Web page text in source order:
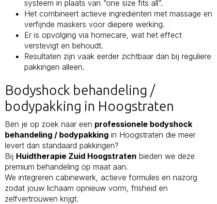
systeem in plaats van “one size fits all”.
Het combineert actieve ingrediënten met massage en
verfijnde maskers voor diepere werking.
Er is opvolging via homecare, wat het effect
verstevigt en behoudt.
Resultaten zijn vaak eerder zichtbaar dan bij reguliere
pakkingen alleen.
Bodyshock behandeling /
bodypakking in Hoogstraten
Ben je op zoek naar een professionele bodyshock
behandeling / bodypakking in Hoogstraten die meer
levert dan standaard pakkingen?
Bij Huidtherapie Zuid Hoogstraten bieden we deze
premium behandeling op maat aan.
We integreren cabinewerk, actieve formules en nazorg
zodat jouw lichaam opnieuw vorm, frisheid en
zelfvertrouwen krijgt.